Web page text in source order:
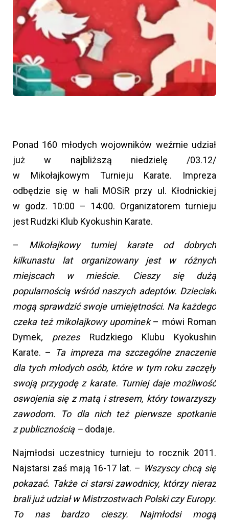
Ponad 160 młodych wojowników weźmie udział
już w najbliższą niedzielę /03.12/
w Mikołajkowym Turnieju Karate. Impreza
odbędzie się w hali MOSiR przy ul. Kłodnickiej
w godz. 10:00 – 14:00. Organizatorem turnieju
jest Rudzki Klub Kyokushin Karate.
– Mikołajkowy turniej karate od dobrych
kilkunastu lat organizowany jest w różnych
miejscach w mieście. Cieszy się dużą
popularnością wśród naszych adeptów. Dzieciaki
mogą sprawdzić swoje umiejętności. Na każdego
czeka też mikołajkowy upominek– mówi Roman
Dymek, prezes Rudzkiego Klubu Kyokushin
Karate. –
Ta impreza ma szczególne znaczenie
dla tych młodych osób, które w tym roku zaczęły
swoją przygodę z karate. Turniej daje możliwość
oswojenia się z matą i stresem, który towarzyszy
zawodom. To dla nich też pierwsze spotkanie
z publicznością – dodaje.
Najmłodsi uczestnicy turnieju to rocznik 2011.
Najstarsi zaś mają 16-17 lat. – Wszyscy chcą się
pokazać. Także ci starsi zawodnicy, którzy nieraz
brali już udział w Mistrzostwach Polski czy Europy.
To nas bardzo cieszy. Najmłodsi mogą